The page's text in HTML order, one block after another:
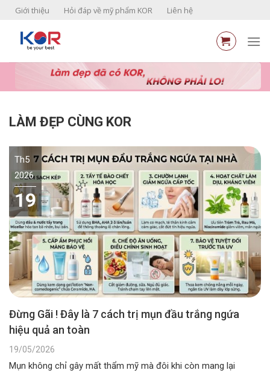
Skip
content
Giới thiệu Hỏi đáp về mỹ phẩm KOR Liên hệ
LÀM ĐẸP CÙNG KOR
Th5
2026
19
Đừng Gãi ! Đây là 7 cách trị mụn đầu trắng ngứa
hiệu quả an toàn
19/05/2026
Mụn không chỉ gây mất thẩm mỹ mà đôi khi còn mang lại